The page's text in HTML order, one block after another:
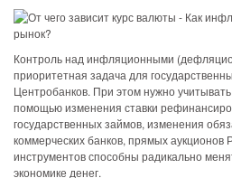
Контроль над инфляционными
приоритетная задача для
Центробанков. При этом нужно
помощью изменения ставки
государственных займов, изменения
коммерческих банков, прямых
инструментов способны радикально
экономике денег.